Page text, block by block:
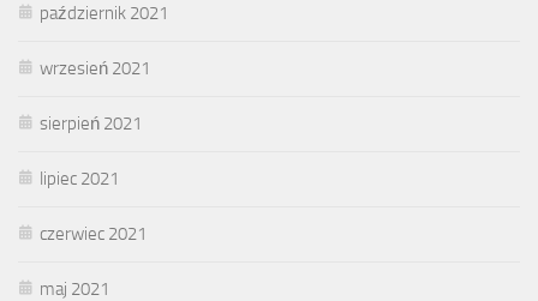
październik 2021
wrzesień 2021
sierpień 2021
lipiec 2021
czerwiec 2021
maj 2021